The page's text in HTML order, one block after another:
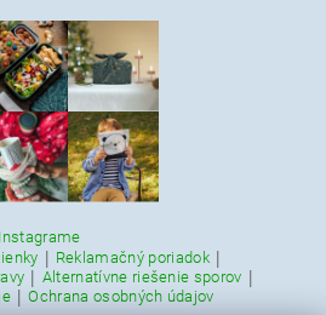
| Reklamačný poriadok |
| Alternatívne riešenie sporov |
| Ochrana osobných údajov